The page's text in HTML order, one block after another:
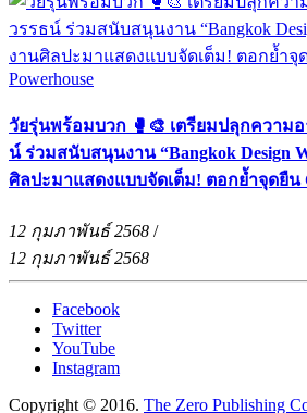
วัยรุ่นพร้อมบวก 🥊🎨 เตรียมปลุกความ
น์ ร่วมสนับสนุนงาน “Bangkok Design
ศิลปะมาแสดงแบบจัดเต็ม! ตอกย้ำจุดยืน
12 กุมภาพันธ์ 2568 /
12 กุมภาพันธ์ 2568
Facebook
Twitter
YouTube
Instagram
Copyright © 2016. The Zero Publishing